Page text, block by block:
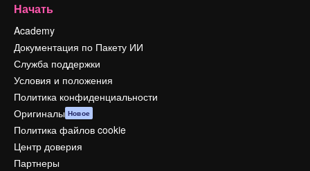
Начать
Academy
Документация по Пакету ИИ
Служба поддержки
Условия и положения
Политика конфиденциальности
Оригиналы Новое
Политика файлов cookie
Центр доверия
Партнеры